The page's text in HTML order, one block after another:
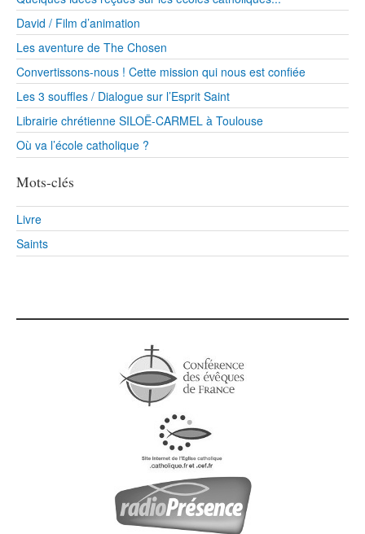
David / Film d’animation
Les aventure de The Chosen
Convertissons-nous ! Cette mission qui nous est confiée
Les 3 souffles / Dialogue sur l’Esprit Saint
Librairie chrétienne SILOË-CARMEL à Toulouse
Où va l’école catholique ?
Mots-clés
Livre
Saints